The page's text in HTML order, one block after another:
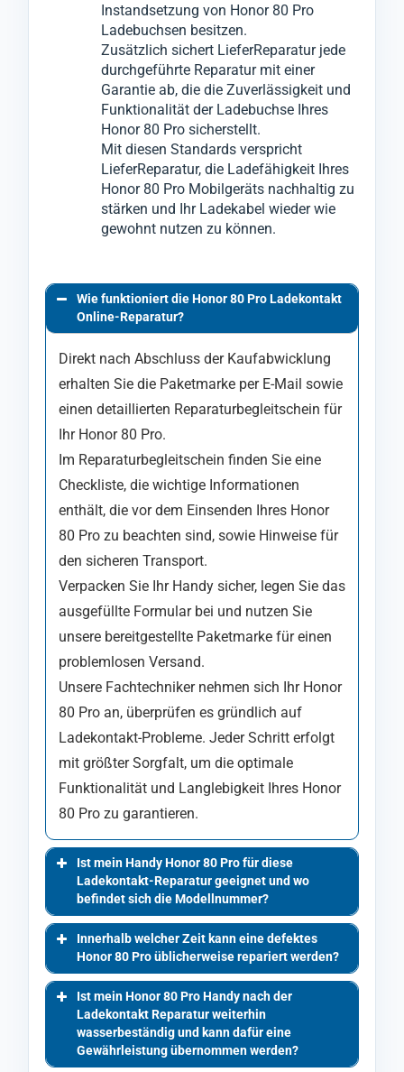
Instandsetzung von Honor 80 Pro
Ladebuchsen besitzen.
Zusätzlich sichert LieferReparatur jede
durchgeführte Reparatur mit einer
Garantie ab, die die Zuverlässigkeit und
Funktionalität der Ladebuchse Ihres
Honor 80 Pro sicherstellt.
Mit diesen Standards verspricht
LieferReparatur, die Ladefähigkeit Ihres
Honor 80 Pro Mobilgeräts nachhaltig zu
stärken und Ihr Ladekabel wieder wie
gewohnt nutzen zu können.
Wie funktioniert die Honor 80 Pro Ladekontakt
Online-Reparatur?
Direkt nach Abschluss der Kaufabwicklung
erhalten Sie die Paketmarke per E-Mail sowie
einen detaillierten Reparaturbegleitschein für
Ihr Honor 80 Pro.
Im Reparaturbegleitschein finden Sie eine
Checkliste, die wichtige Informationen
enthält, die vor dem Einsenden Ihres Honor
80 Pro zu beachten sind, sowie Hinweise für
den sicheren Transport.
Verpacken Sie Ihr Handy sicher, legen Sie das
ausgefüllte Formular bei und nutzen Sie
unsere bereitgestellte Paketmarke für einen
problemlosen Versand.
Unsere Fachtechniker nehmen sich Ihr Honor
80 Pro an, überprüfen es gründlich auf
Ladekontakt-Probleme. Jeder Schritt erfolgt
mit größter Sorgfalt, um die optimale
Funktionalität und Langlebigkeit Ihres Honor
80 Pro zu garantieren.
Ist mein Handy Honor 80 Pro für diese
Ladekontakt-Reparatur geeignet und wo
befindet sich die Modellnummer?
Innerhalb welcher Zeit kann eine defektes
Honor 80 Pro üblicherweise repariert werden?
Ist mein Honor 80 Pro Handy nach der
Ladekontakt Reparatur weiterhin
wasserbeständig und kann dafür eine
Gewährleistung übernommen werden?